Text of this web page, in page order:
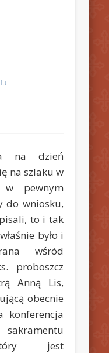
na dzień
na szlaku w
pewnym
do wniosku,
to i tak
było i
wśród
proboszcz
Anną Lis,
obecnie
konferencja
jest